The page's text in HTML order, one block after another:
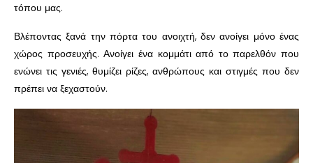
τόπου μας.
Βλέποντας ξανά την πόρτα του ανοιχτή, δεν ανοίγει μόνο ένας
χώρος προσευχής. Ανοίγει ένα κομμάτι από το παρελθόν που
ενώνει τις γενιές, θυμίζει ρίζες, ανθρώπους και στιγμές που δεν
πρέπει να ξεχαστούν.